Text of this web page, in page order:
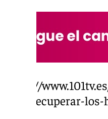
https://
para-recuperar-